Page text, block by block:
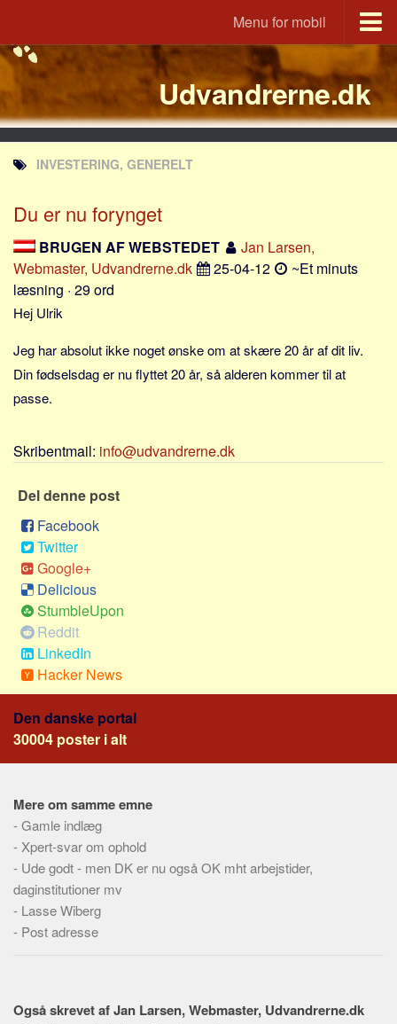
Menu for mobil
Portal
Udvandrerne.dk
Utvandrerne.no
Utvandrarna.se
Tyskland.dk
England.dk
JLKM.dk
Lande
Tyrkiet
Spanien
Frankrig
Sverige
Thailand
Italien
USA
Alle
Nøgleord
Bolig
Job
Investering
Pension og opsparing
Social sikring og sundhed
Transport
Alle
Aspekter
Køb og salg
Udvandrerne.dk
INVESTERING, GENERELT
Du er nu forynget
BRUGEN AF WEBSTEDET
Jan Larsen,
Webmaster, Udvandrerne.dk
25-04-12
~Et minuts
læsning · 29 ord
Hej Ulrik
Jeg har absolut ikke noget ønske om at skære 20 år af dit liv.
Din fødselsdag er nu flyttet 20 år, så alderen kommer til at
passe.
Skribentmail: info@udvandrerne.dk
Del denne post
Facebook
Twitter
Google+
Delicious
StumbleUpon
Reddit
LinkedIn
Hacker News
Den danske portal
30004 poster i alt
Mere om samme emne
-Gamle indlæg
- Xpert-svar om ophold
- Ude godt - men DK er nu også OK mht arbejstider,
daginstitutioner mv
- Lasse Wiberg
- Post adresse
Også skrevet af Jan Larsen, Webmaster, Udvandrerne.dk